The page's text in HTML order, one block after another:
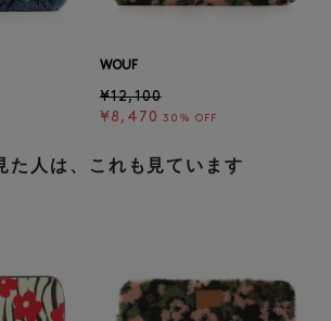
WOUF
¥12,100
¥8,470 30% OFF
た人は、これも見ています